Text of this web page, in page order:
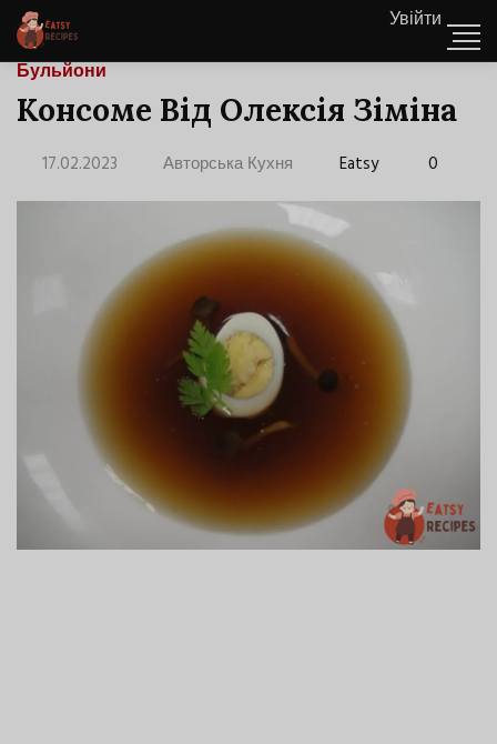
Увійти
Бульйони
Консоме Від Олексія Зіміна
17.02.2023 Авторська Кухня Eatsy 0